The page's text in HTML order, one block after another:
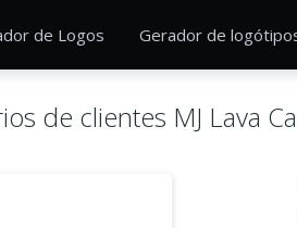
de Logos Gerador de
de clientes MJ Lava